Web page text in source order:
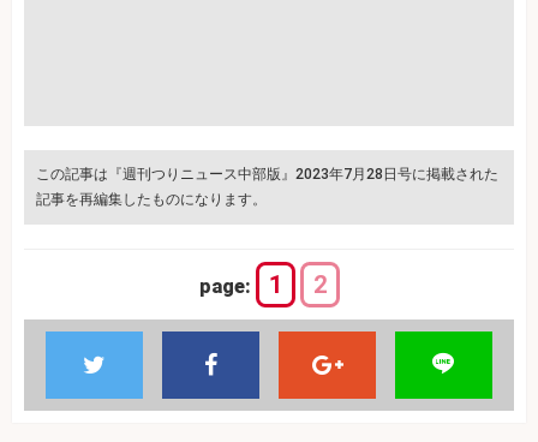
この記事は『週刊つりニュース中部版』2023年7月28日号に掲載された
記事を再編集したものになります。
page: 1 2